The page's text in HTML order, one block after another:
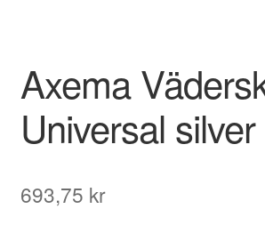
Axema
Universal silver
693,75 kr